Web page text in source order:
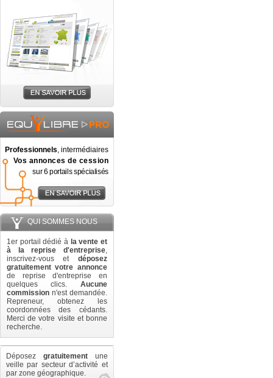
Professionnels, intermédiaires
Vos annonces de cession
sur 6 portails spécialisés
QUI SOMMES NOUS
1er portail dédié à la vente et
à la reprise d'entreprise,
inscrivez-vous et déposez
gratuitement votre annonce
de reprise d'entreprise en
quelques clics. Aucune
commission n'est demandée.
Repreneur, obtenez les
coordonnées des cédants.
Merci de votre visite et bonne
recherche.
Déposez gratuitement une
veille par secteur d’activité et
par zone géographique.